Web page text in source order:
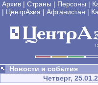
Архив | Страны | Персоны |
| ЦентрАзия | Афганистан |
Новости и события
Четверг,